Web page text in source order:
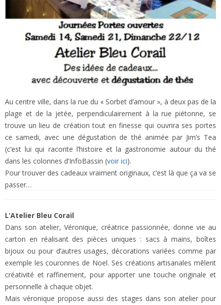
Au centre ville, dans la rue du « Sorbet d’amour », à deux pas de la
plage et de la jetée, perpendiculairement à la rue piétonne, se
trouve un lieu de création tout en finesse qui ouvrira ses portes
ce samedi, avec une dégustation de thé animée par Jim’s Tea
(c’est lui qui raconte l’histoire et la gastronomie autour du thé
dans les colonnes d’InfoBassin (voir ici).
Pour trouver des cadeaux vraiment originaux, c’est là que ça va se
passer…
L’Atelier Bleu Corail
Dans son atelier, Véronique, créatrice passionnée, donne vie au
carton en réalisant des pièces uniques : sacs à mains, boîtes
bijoux ou pour d’autres usages, décorations variées comme par
exemple les couronnes de Noel. Ses créations artisanales mêlent
créativité et raffinement, pour apporter une touche originale et
personnelle à chaque objet.
Mais véronique propose aussi des stages dans son atelier pour